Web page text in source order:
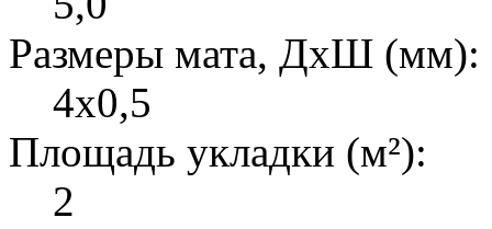
Размеры мата, ДxШ (мм):
4x0,5
Площадь укладки (м²):
2